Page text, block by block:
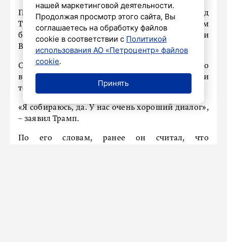
Президент Соединенных Штатов Дональд
Трамп сообщил, что планирует в ближайшем
будущем поговорить с президентом России
Владимиром Путиным.
Об этом политик сообщил журналистам во
время ужина в Белом доме с ведущими
техническими директорами.
«Я собираюсь, да. У нас очень хороший диалог»,
– заявил Трамп.
По его словам, ранее он считал, что
нашей маркетинговой деятельности.
Продолжая просмотр этого сайта, Вы
соглашаетесь на обработку файлов
cookie в соответствии с Политикой
использования АО «Петроцентр» файлов
cookie.
Принять